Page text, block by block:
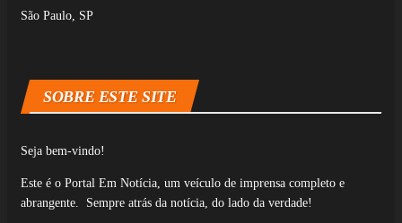
São Paulo, SP
SOBRE ESTE SITE
Seja bem-vindo!
Este é o Portal Em Notícia, um veículo de imprensa completo e
abrangente. Sempre atrás da notícia, do lado da verdade!